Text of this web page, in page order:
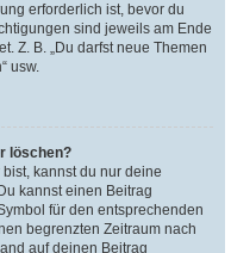
erforderlich ist, bevor du
sind jeweils am Ende
Z. B. „Du darfst neue Themen
usw.
löschen?
kannst du nur deine
kannst einen Beitrag
für den entsprechenden
begrenzten Zeitraum nach
auf deinen Beitrag